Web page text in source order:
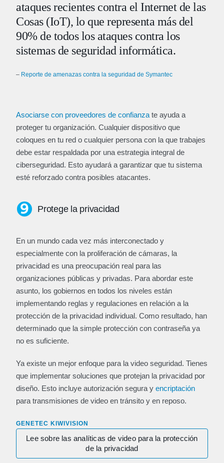
ataques recientes contra el Internet de las
Cosas (IoT), lo que representa más del
90% de todos los ataques contra los
sistemas de seguridad informática.
– Reporte de amenazas contra la seguridad de Symantec
Asociarse con proveedores de confianza te ayuda a
proteger tu organización. Cualquier dispositivo que
coloques en tu red o cualquier persona con la que trabajes
debe estar respaldada por una estrategia integral de
ciberseguridad. Esto ayudará a garantizar que tu sistema
esté reforzado contra posibles atacantes.
Protege la privacidad
En un mundo cada vez más interconectado y
especialmente con la proliferación de cámaras, la
privacidad es una preocupación real para las
organizaciones públicas y privadas. Para abordar este
asunto, los gobiernos en todos los niveles están
implementando reglas y regulaciones en relación a la
protección de la privacidad individual. Como resultado, han
determinado que la simple protección con contraseña ya
no es suficiente.
Ya existe un mejor enfoque para la video seguridad. Tienes
que implementar soluciones que protejan la privacidad por
diseño. Esto incluye autorización segura y encriptación
para transmisiones de video en tránsito y en reposo.
GENETEC KIWIVISION
Lee sobre las analíticas de video para la protección
de la privacidad